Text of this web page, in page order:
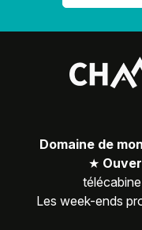
Domaine de
★
Les week-ends